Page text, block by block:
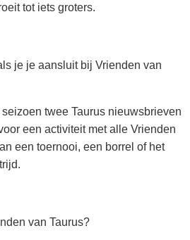
tot iets groters.
je je aansluit bij Vrienden van
twee Taurus nieuwsbrieven
een activiteit met alle Vrienden
een toernooi, een borrel of het
van Taurus?